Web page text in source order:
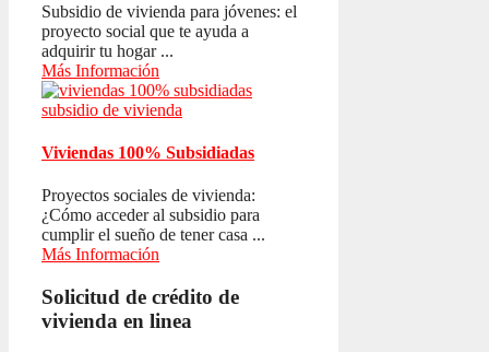
Subsidio de vivienda para jóvenes: el
proyecto social que te ayuda a
adquirir tu hogar ...
Más Información
Viviendas 100% Subsidiadas
Proyectos sociales de vivienda:
¿Cómo acceder al subsidio para
cumplir el sueño de tener casa ...
Más Información
Solicitud de crédito de
vivienda en linea